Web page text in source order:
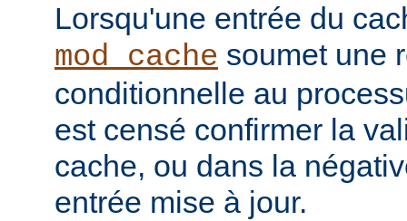
Lorsqu'une entrée du
mod_cache soumet une
conditionnelle au
est censé confirmer la
cache, ou dans la
entrée mise à jour.